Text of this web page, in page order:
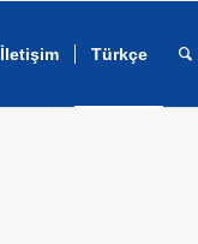
İletişim Türkçe